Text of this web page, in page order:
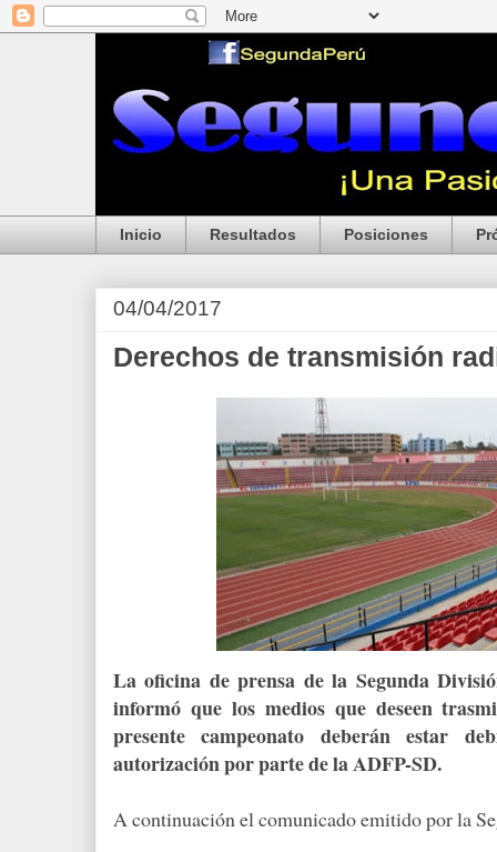
Inicio Resultados Posiciones
04/04/2017
Derechos de transmisión
La oficina de prensa de la Segunda
informó que los medios que deseen
presente campeonato deberán estar
autorización por parte de la ADFP-SD.
A continuación el comunicado emitido por la